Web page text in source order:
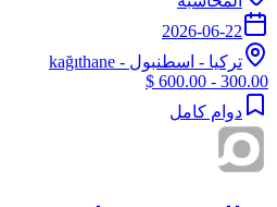
2026-06-22
تركيا - اسطنبول - kağıthane
300.00 - 600.00 $
دوام كامل